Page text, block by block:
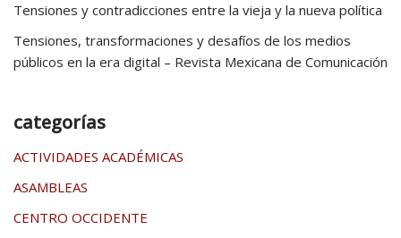
Tensiones y contradicciones entre la vieja y la nueva política
Tensiones, transformaciones y desafíos de los medios
públicos en la era digital – Revista Mexicana de Comunicación
categorías
ACTIVIDADES ACADÉMICAS
ASAMBLEAS
CENTRO OCCIDENTE